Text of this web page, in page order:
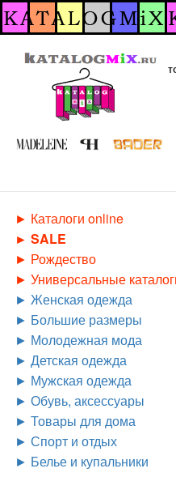
Перейти
к
содержанию
Каталоги online
SALE
Рождество
Универсальные
Женская одежда
Большие размеры
Молодежная мода
Детская одежда
Мужская одежда
Обувь, аксессуары
Товары для дома
Спорт и отдых
Белье и купальники